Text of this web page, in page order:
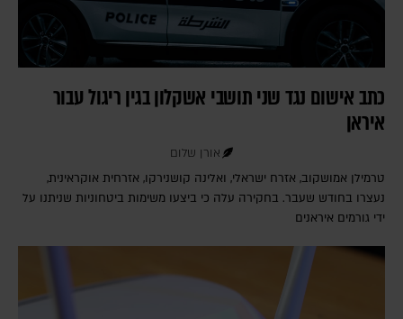
כתב אישום נגד שני תושבי אשקלון בגין ריגול עבור
איראן
אורן שלום
טרמילן אמושקוב, אזרח ישראלי, ואלינה קושנירקו, אזרחית אוקראינית,
נעצרו בחודש שעבר. בחקירה עלה כי ביצעו משימות ביטחוניות שניתנו על
ידי גורמים איראנים